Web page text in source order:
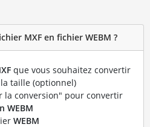
MXF en fichier WEBM ?
que vous souhaitez convertir
taille (optionnel)
la conversion" pour convertir
WEBM
WEBM